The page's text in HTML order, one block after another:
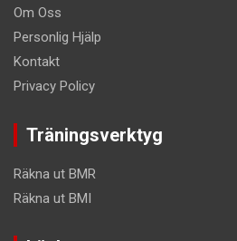
Om Oss
Personlig Hjälp
Kontakt
Privacy Policy
Träningsverktyg
Räkna ut BMR
Räkna ut BMI